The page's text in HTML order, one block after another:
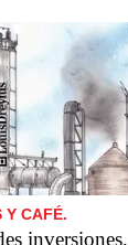
Y CAFÉ.
inversiones,